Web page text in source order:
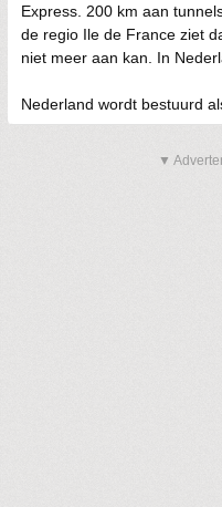
Express. 200 km aan
de regio Ile de France ziet
niet meer aan kan. In
Nederland wordt bestuurd
▼